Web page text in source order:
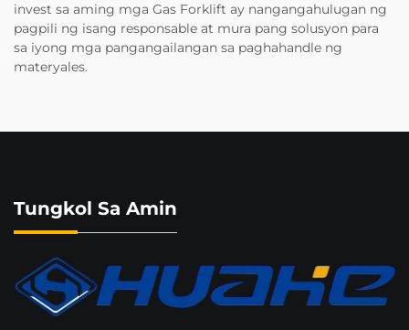
invest sa aming mga Gas Forklift ay nangangahulugan ng
pagpili ng isang responsable at mura pang solusyon para
sa iyong mga pangangailangan sa paghahandle ng
materyales.
Tungkol Sa Amin